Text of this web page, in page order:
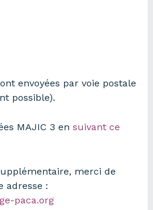
envoyées par voie postale
possible).
MAJIC 3 en suivant ce
merci de
adresse :
paca.org